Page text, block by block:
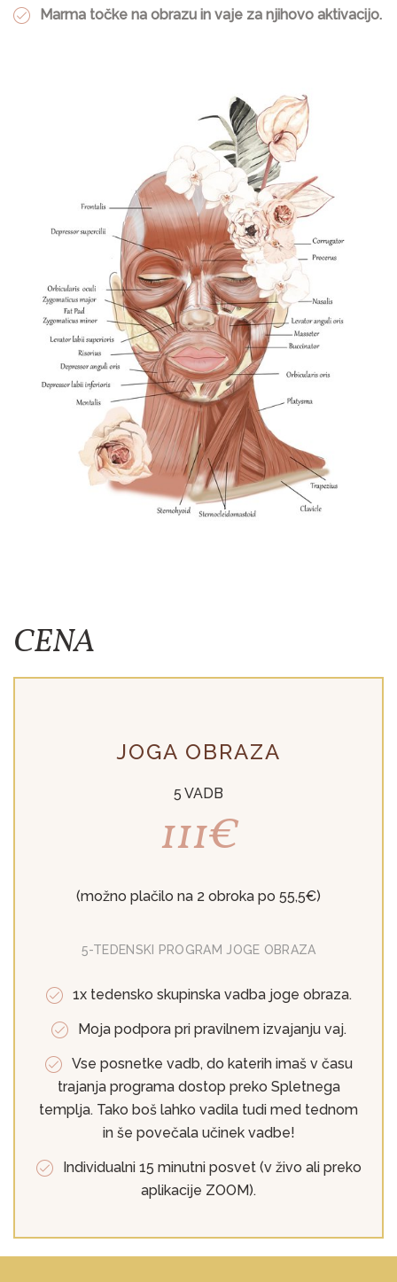
Marma točke na obrazu in vaje za njihovo aktivacijo.
CENA
JOGA OBRAZA
5 VADB
111€
(možno plačilo na 2 obroka po 55,5€)
5-TEDENSKI PROGRAM JOGE OBRAZA
1x tedensko skupinska vadba joge obraza.
Moja podpora pri pravilnem izvajanju vaj.
Vse posnetke vadb, do katerih imaš v času
trajanja programa dostop preko Spletnega
templja. Tako boš lahko vadila tudi med tednom
in še povečala učinek vadbe!
Individualni 15 minutni posvet (v živo ali preko
aplikacije ZOOM).